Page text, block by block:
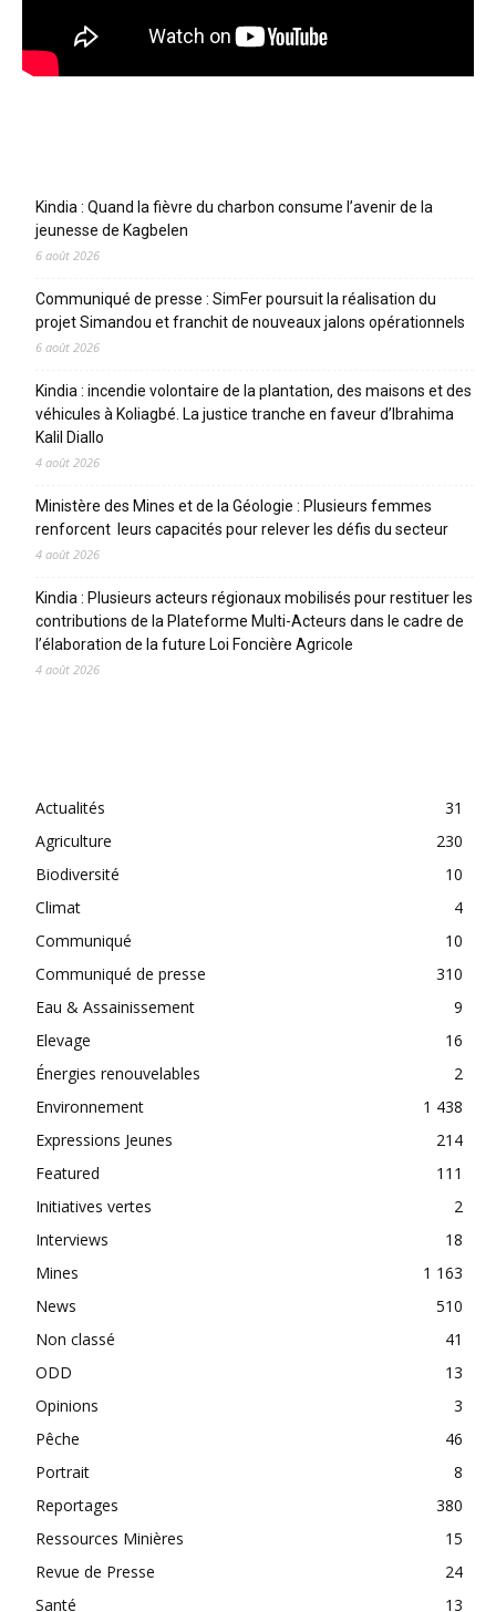
Kindia : Quand la fièvre du charbon consume l’avenir de la
jeunesse de Kagbelen
6 août 2026
Communiqué de presse : SimFer poursuit la réalisation du
projet Simandou et franchit de nouveaux jalons opérationnels
6 août 2026
Kindia : incendie volontaire de la plantation, des maisons et des
véhicules à Koliagbé. La justice tranche en faveur d’Ibrahima
Kalil Diallo
4 août 2026
Ministère des Mines et de la Géologie : Plusieurs femmes
renforcent leurs capacités pour relever les défis du secteur
4 août 2026
Kindia : Plusieurs acteurs régionaux mobilisés pour restituer les
contributions de la Plateforme Multi-Acteurs dans le cadre de
l’élaboration de la future Loi Foncière Agricole
4 août 2026
Actualités
31
Agriculture
230
Biodiversité
10
Climat
4
Communiqué
10
Communiqué de presse
310
Eau & Assainissement
9
Elevage
16
Énergies renouvelables
2
Environnement
1 438
Expressions Jeunes
214
Featured
111
Initiatives vertes
2
Interviews
18
Mines
1 163
News
510
Non classé
41
ODD
13
Opinions
3
Pêche
46
Portrait
8
Reportages
380
Ressources Minières
15
Revue de Presse
24
Santé
13